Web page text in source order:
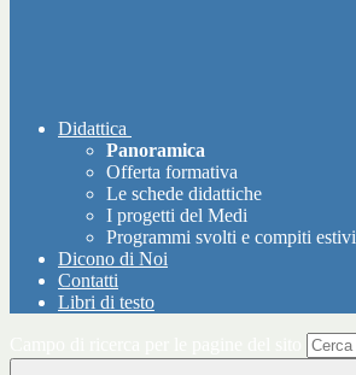
Didattica
Panoramica
Offerta formativa
Le schede didattiche
I progetti del Medi
Programmi svolti e compiti estivi
Dicono di Noi
Contatti
Libri di testo